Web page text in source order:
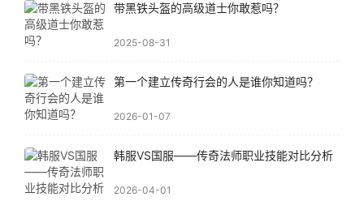
带黑铁头盔的高级道士你敢惹吗？
2025-08-31
第一个建立传奇行会的人是谁你知道吗？
2026-01-07
韩服VS国服——传奇法师职业技能对比分析
2026-04-01